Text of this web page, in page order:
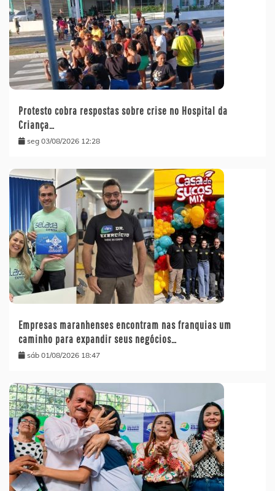
Protesto cobra respostas sobre crise no Hospital da
Criança…
seg 03/08/2026 12:28
Empresas maranhenses encontram nas franquias um
caminho para expandir seus negócios…
sáb 01/08/2026 18:47